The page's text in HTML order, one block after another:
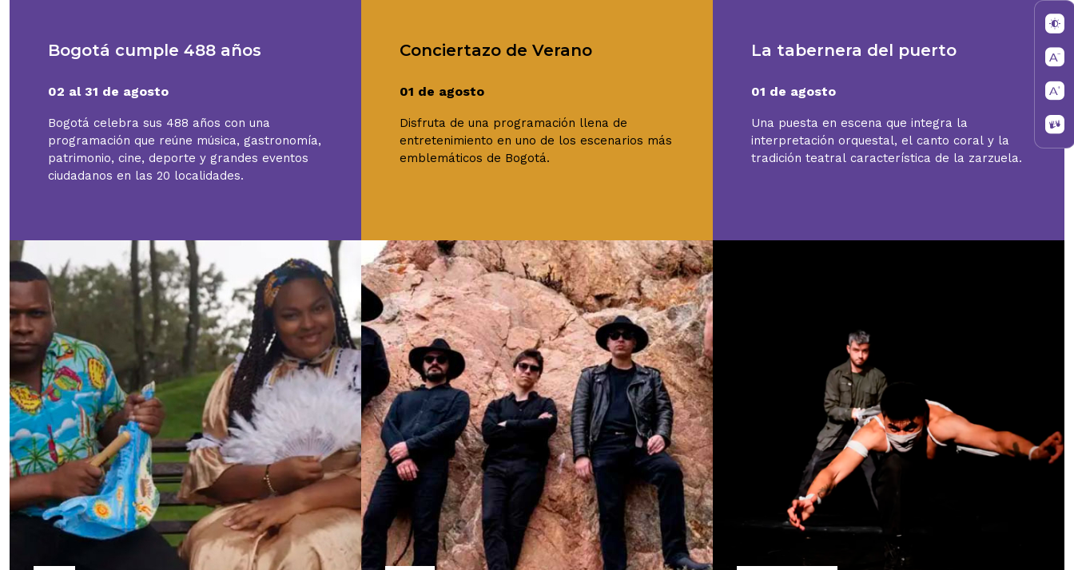
Bogotá cumple 488 años
02 al 31 de agosto
Bogotá celebra sus 488 años con una
programación que reúne música, gastronomía,
patrimonio, cine, deporte y grandes eventos
ciudadanos en las 20 localidades.
Conciertazo de Verano
01 de agosto
Disfruta de una programación llena de
entretenimiento en uno de los escenarios más
emblemáticos de Bogotá.
La tabernera del puerto
01 de agosto
Una puesta en escena que integra la
interpretación orquestal, el canto coral y la
tradición teatral característica de la zarzuela.